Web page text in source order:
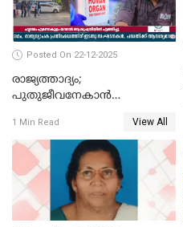
Posted On 22-12-2025
രാജ്യത്താദ്യം;
പുതുജീവനേകാൻ
എറണാകുളം സർക്കാർ
ജനറൽ
ആശുപത്രിയിലെത്തിച്ചു
1 Min Read View All